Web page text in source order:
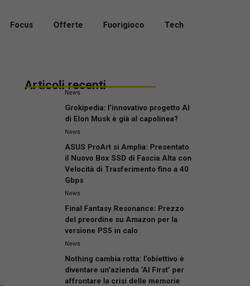
Focus Offerte Fuorigioco Tech
Articoli recenti
News
Grokipedia: l’innovativo progetto AI
di Elon Musk è già al capolinea?
News
ASUS ProArt si Amplia: Presentato
il Nuovo Box SSD di Fascia Alta con
Velocità di Trasferimento fino a 40
Gbps
News
Final Fantasy Resonance: Prezzo
del preordine su Amazon per la
versione PS5 in calo
News
Nothing cambia rotta: l’obiettivo è
diventare un’azienda ‘AI First’ per
affrontare la crisi delle memorie